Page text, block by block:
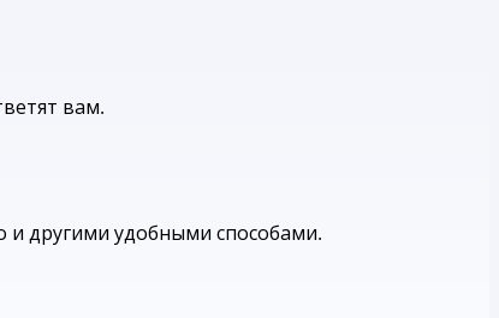
вам.
другими удобными способами.